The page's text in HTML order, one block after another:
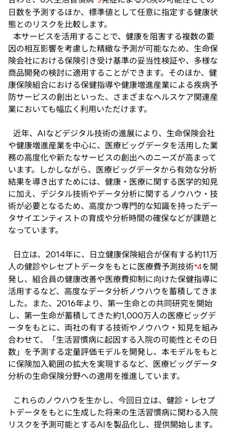
日数を予測するほか、標準値として任意に指定する健康状
態とのリスクを比較します。
本サービスを活用することで、健康を阻害する複数の要
因の相互影響を考慮した精緻な予測が可能なため、生命保
険会社における保険引き受け基準の妥当性検証や、多様な
商品開発の検討に適用することができます。そのほか、健
康保険組合における保健指導や健康増進産業による疾病予
防サービスの創出といった、さまざまなヘルスケア関連産
業においても幅広く利用いただけます。
近年、AIなどデジタル技術の進展により、生命保険会社
や健康増進産業を中心に、医療ビッグデータを活用した業
務の高度化や新たなサービスの創出へのニーズが高まって
います。しかしながら、医療ビッグデータから有効な分析
結果を導き出すためには、健康・医療に関する医学的知見
に加え、デジタル技術やデータ分析に関するノウハウ・技
術が必要となるため、高度かつ専門的な知識を持ったデー
タサイエンティストの育成や分析時間の確保などが課題と
なっています。
日立は、2014年に、日立健康保険組合が保有する約11万
人の健診やレセプトデータをもとに医療費予測技術*4を開
発し、組合員の健康改善や医療費抑制に向けた保健指導に
活用するなど、高度なデータ分析ノウハウを蓄積してきま
した。また、2016年より、第一生命との共同研究を開始
し、第一生命が蓄積してきた約1,000万人の医療ビッグデ
ータをもとに、両社の有する技術やノウハウ・知見を組み
合わせて、「生活習慣病に起因する入院の可能性とその日
数」を予測する定量評価モデルを開発し、本モデルをもと
に保険加入範囲の拡大を実現するなど、医療ビッグデータ
分析の生命保険分野への適用を推進しています。
これらのノウハウを生かし、今回日立は、健診・レセプ
トデータをもとに生成した将来の生活習慣病に関わる入院
リスクを予測可能とするAIを製品化し、提供開始します。